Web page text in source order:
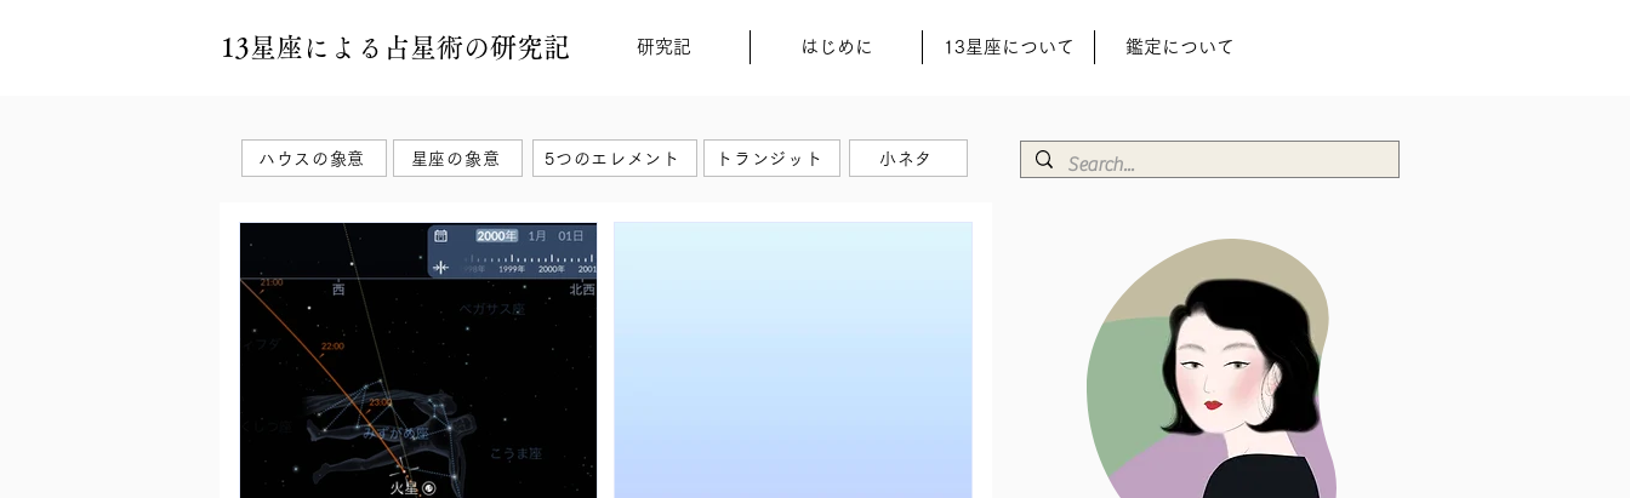
13星座による占星術の研究記 研究記 はじめに 13星座について 鑑定について
ハウスの象意 星座の象意 5つのエレメント トランジット 小ネタ